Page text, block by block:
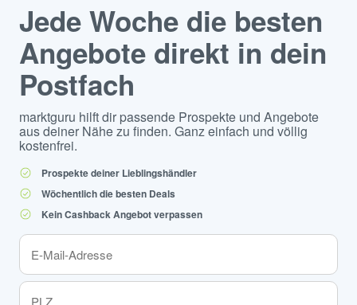
Jede Woche die besten
Angebote direkt in dein
Postfach
marktguru hilft dir passende Prospekte und Angebote
aus deiner Nähe zu finden. Ganz einfach und völlig
kostenfrei.
Prospekte deiner Lieblingshändler
Wöchentlich die besten Deals
Kein Cashback Angebot verpassen